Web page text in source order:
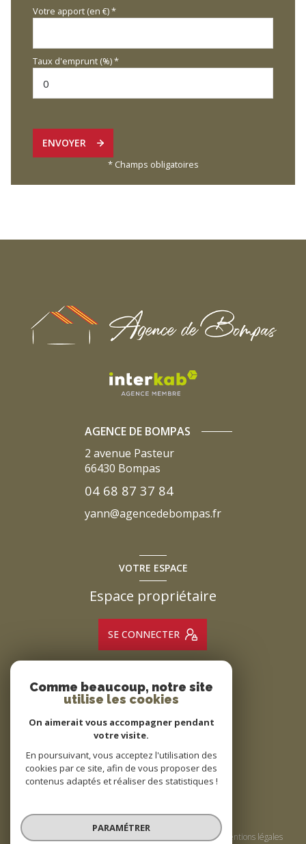
Votre apport (en €) *
Taux d'emprunt (%) *
ENVOYER
* Champs obligatoires
AGENCE DE BOMPAS
2 avenue Pasteur
66430 Bompas
04 68 87 37 84
yann@agencedebompas.fr
VOTRE ESPACE
Espace propriétaire
SE CONNECTER
ADHÉRENTS
Nous adhérons
© 2026 | Tous droits réservés
Mentions légales
Comme beaucoup, notre site
utilise les cookies
On aimerait vous accompagner pendant
votre visite.
En poursuivant, vous acceptez l'utilisation des
cookies par ce site, afin de vous proposer des
contenus adaptés et réaliser des statistiques !
PARAMÉTRER